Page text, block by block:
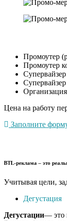
Промоутер
Промоутер
Цена на работу
Заполните
BTL-реклама – это
Учитывая цели,
Дегустация
Дегустации— это